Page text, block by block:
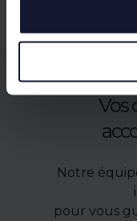
Vos
Notre
pour vous